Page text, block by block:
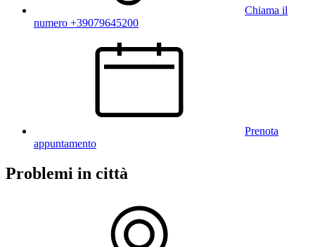
Chiama il
numero +39079645200
Prenota
appuntamento
Problemi in città